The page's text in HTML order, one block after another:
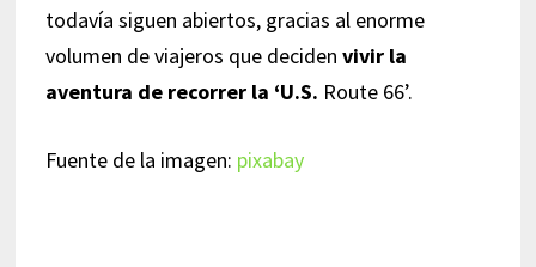
todavía siguen abiertos, gracias al enorme
volumen de viajeros que deciden vivir la
aventura de recorrer la ‘U.S. Route 66’.
Fuente de la imagen: pixabay